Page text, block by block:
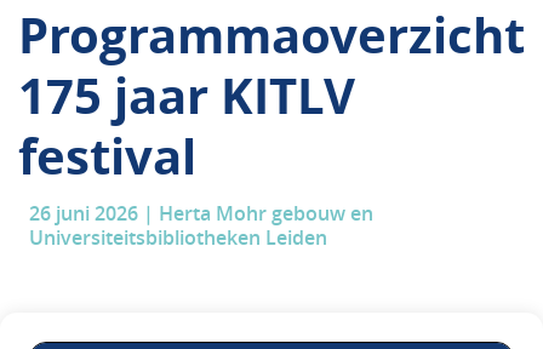
Programmaoverzicht
175 jaar KITLV
festival
26 juni 2026 | Herta Mohr gebouw en
Universiteitsbibliotheken Leiden